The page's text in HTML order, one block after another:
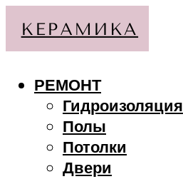
РЕМОНТ
Гидроизоляция
Полы
Потолки
Двери